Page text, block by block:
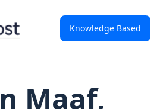
Knowledge Based
Maaf,